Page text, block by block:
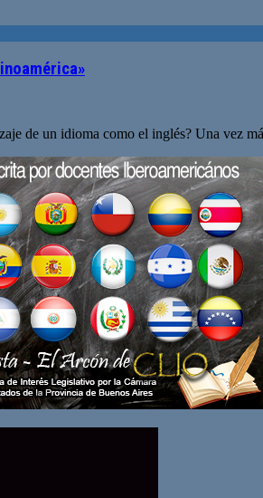
de un idioma como el inglés? Una vez